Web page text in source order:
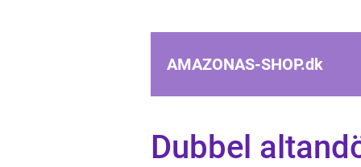
AMAZONAS-SHOP.dk
Dubbel